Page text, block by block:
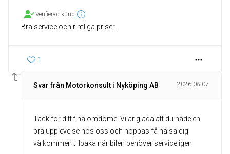
Verifierad kund
Bra service och rimliga priser.
1
Svar från Motorkonsult i Nyköping AB 2026-08-07
Tack för ditt fina omdöme! Vi är glada att du hade en
bra upplevelse hos oss och hoppas få hälsa dig
välkommen tillbaka när bilen behöver service igen.